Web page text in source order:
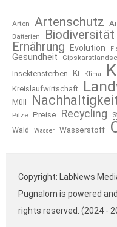
Arten Artenschutz
Batterien
Biodiversität
Ernährung Evolution
Gesundheit
Insektensterben Ki Klima
Kreislaufwirtschaft
Müll
Pilze Preise Recycling
Wald
Wasser Wasserstoff
Copyright: LabNews
Pugnalom is powered
rights reserved. (2024 -